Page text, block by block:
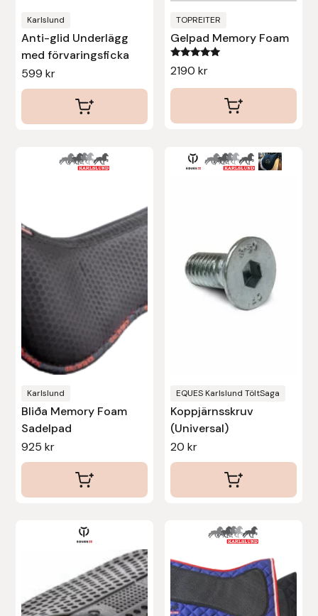
Karlslund
Anti-glid Underlägg
med förvaringsficka
599kr
TOPREITER
Gelpad Memory Foam
Betygsatt
5.00
2190 kr
Karlslund
Bliða Memory Foam
Sadelpad
925kr
EQUES Karlslund TöltSaga
Koppjärnsskruv
(Universal)
20 kr
Den
varianter.
produktsidan
produkten
har
flera
Stina Helmersson Bokförlag
Suedwind
Tear-Aid
Tidningen Ridsport Island
TOPREITER
Trikem
Tunahaken
Uhip
Vals
Walsh
Werkman Hoofcare
Wintec